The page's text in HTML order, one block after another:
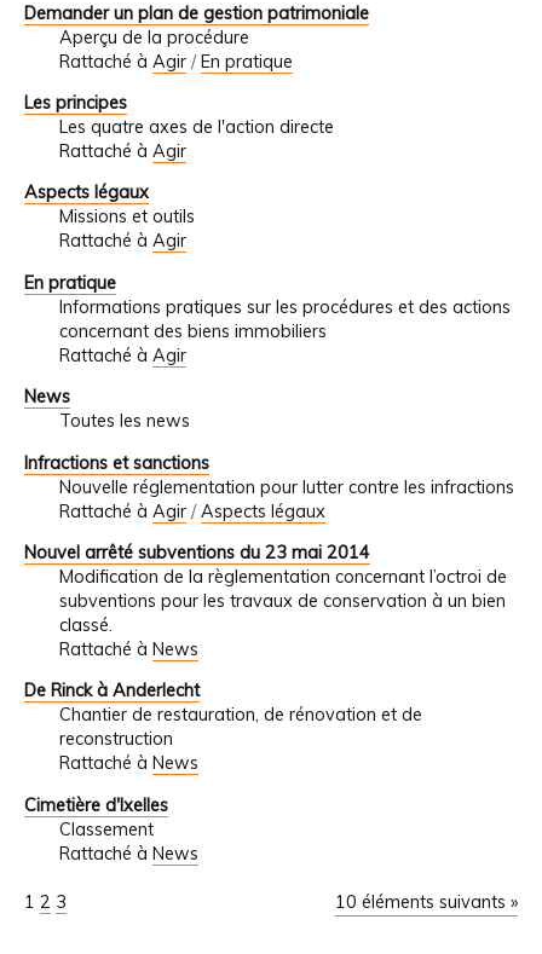
Demander un plan de gestion patrimoniale
Aperçu de la procédure
Rattaché à Agir /En pratique
Les principes
Les quatre axes de l'action directe
Rattaché à Agir
Aspects légaux
Missions et outils
Rattaché à Agir
En pratique
Informations pratiques sur les procédures et des actions
concernant des biens immobiliers
Rattaché à Agir
News
Toutes les news
Infractions et sanctions
Nouvelle réglementation pour lutter contre les infractions
Rattaché à Agir /Aspects légaux
Nouvel arrêté subventions du 23 mai 2014
Modification de la règlementation concernant l’octroi de
subventions pour les travaux de conservation à un bien
classé.
Rattaché à News
De Rinck à Anderlecht
Chantier de restauration, de rénovation et de
reconstruction
Rattaché à News
Cimetière d'Ixelles
Classement
Rattaché à News
10 éléments suivants »
1 2 3